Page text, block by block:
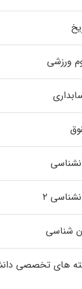
ورزشی
۲
شناسی
ﻫﺎی تخصصی